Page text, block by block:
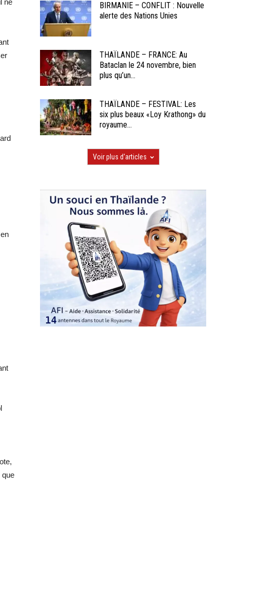
que
BIRMANIE – CONFLIT : Nouvelle
alerte des Nations Unies
THAÏLANDE – FRANCE: Au
Bataclan le 24 novembre, bien
plus qu’un...
THAÏLANDE – FESTIVAL: Les
six plus beaux «Loy Krathong» du
royaume...
Voir plus d'articles